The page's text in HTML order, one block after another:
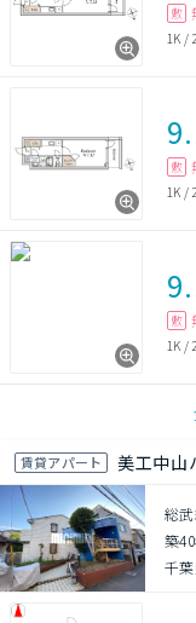
敷
1K /
敷
1K /
敷
1K /
賃貸アパート 美工中山
総
築
千